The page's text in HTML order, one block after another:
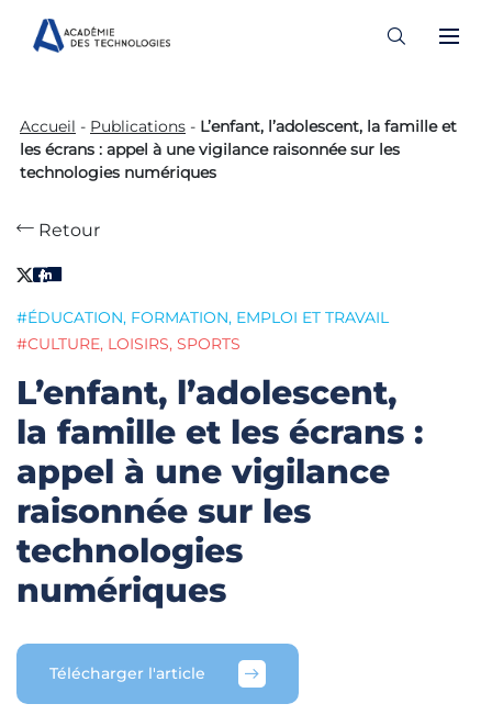
content
Accueil - Publications - L’enfant, l’adolescent, la famille et
les écrans : appel à une vigilance raisonnée sur les
technologies numériques
Retour
#ÉDUCATION, FORMATION, EMPLOI ET TRAVAIL
#CULTURE, LOISIRS, SPORTS
L’enfant, l’adolescent,
la famille et les écrans :
appel à une vigilance
raisonnée sur les
technologies
numériques
Télécharger l'article